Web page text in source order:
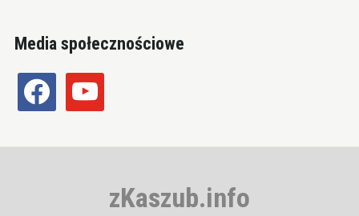
Media społecznościowe
facebook youtube
zKaszub.info